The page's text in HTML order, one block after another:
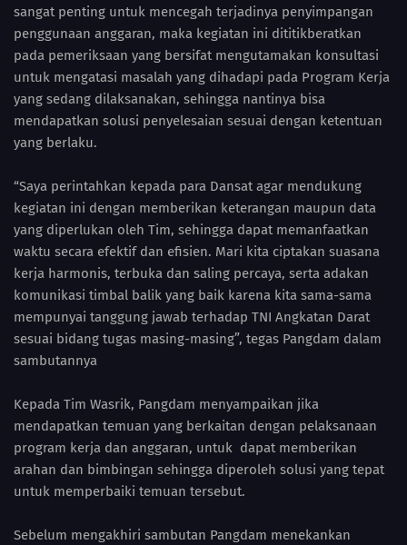
sangat penting untuk mencegah terjadinya penyimpangan
penggunaan anggaran, maka kegiatan ini dititikberatkan
pada pemeriksaan yang bersifat mengutamakan konsultasi
untuk mengatasi masalah yang dihadapi pada Program Kerja
yang sedang dilaksanakan, sehingga nantinya bisa
mendapatkan solusi penyelesaian sesuai dengan ketentuan
yang berlaku.
“Saya perintahkan kepada para Dansat agar mendukung
kegiatan ini dengan memberikan keterangan maupun data
yang diperlukan oleh Tim, sehingga dapat memanfaatkan
waktu secara efektif dan efisien. Mari kita ciptakan suasana
kerja harmonis, terbuka dan saling percaya, serta adakan
komunikasi timbal balik yang baik karena kita sama-sama
mempunyai tanggung jawab terhadap TNI Angkatan Darat
sesuai bidang tugas masing-masing”, tegas Pangdam dalam
sambutannya
Kepada Tim Wasrik, Pangdam menyampaikan jika
mendapatkan temuan yang berkaitan dengan pelaksanaan
program kerja dan anggaran, untuk dapat memberikan
arahan dan bimbingan sehingga diperoleh solusi yang tepat
untuk memperbaiki temuan tersebut.
Sebelum mengakhiri sambutan Pangdam menekankan